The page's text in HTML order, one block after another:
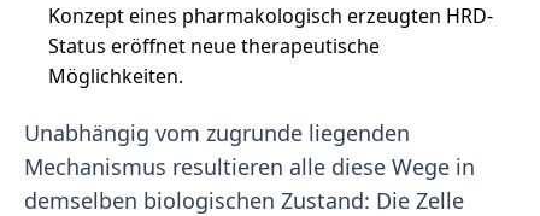
Konzept eines pharmakologisch erzeugten HRD-
Status eröffnet neue therapeutische
Möglichkeiten.
Unabhängig vom zugrunde liegenden
Mechanismus resultieren alle diese Wege in
demselben biologischen Zustand: Die Zelle